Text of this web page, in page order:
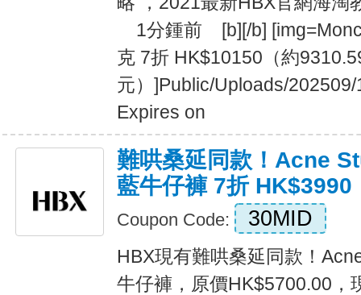
1分鍾前 [b][/b]
克 7折 HK$10150（約
元）]Public/Uploads/
Expires on
難哄桑延同款！Acne
藍牛仔褲 7折 HK$3990
Coupon Code: 30MID
HBX現有難哄桑延同款！
牛仔褲，原價HK$5700.00，